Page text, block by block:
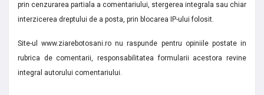
prin cenzurarea partiala a comentariului, stergerea integrala sau chiar
interzicerea dreptului de a posta, prin blocarea IP-ului folosit.
Site-ul www.ziarebotosani.ro nu raspunde pentru opiniile postate in
rubrica de comentarii, responsabilitatea formularii acestora revine
integral autorului comentariului.